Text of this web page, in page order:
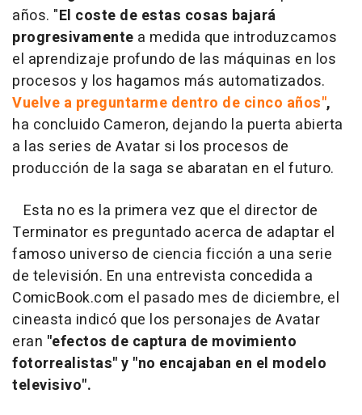
años. "El coste de estas cosas bajará
progresivamente a medida que introduzcamos
el aprendizaje profundo de las máquinas en los
procesos y los hagamos más automatizados.
Vuelve a preguntarme dentro de cinco años",
ha concluido Cameron, dejando la puerta abierta
a las series de Avatar si los procesos de
producción de la saga se abaratan en el futuro.
Esta no es la primera vez que el director de
Terminator es preguntado acerca de adaptar el
famoso universo de ciencia ficción a una serie
de televisión. En una entrevista concedida a
ComicBook.com el pasado mes de diciembre, el
cineasta indicó que los personajes de Avatar
eran "efectos de captura de movimiento
fotorrealistas" y "no encajaban en el modelo
televisivo".